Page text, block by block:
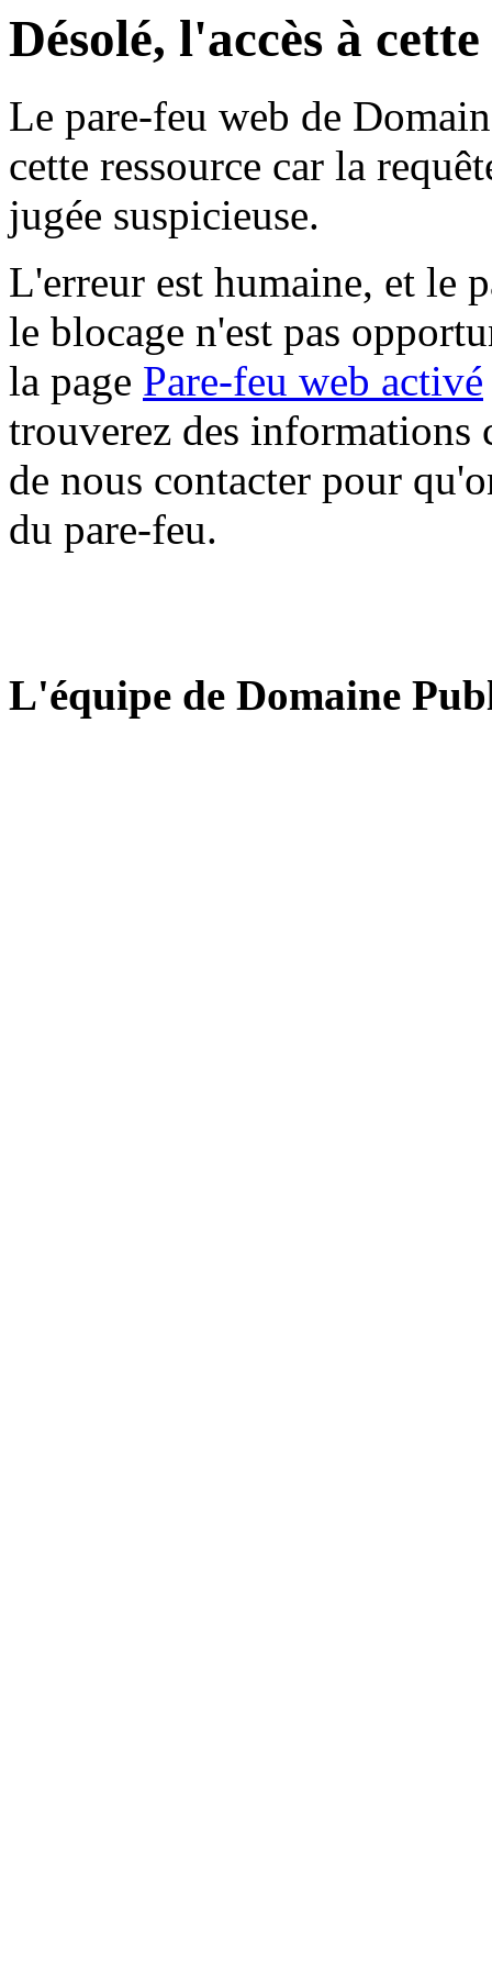
Désolé, l'accès à
Le pare-feu web de
cette ressource car la
jugée suspicieuse.
L'erreur est humaine, et le
le blocage n'est pas
la page Pare-feu web activé
trouverez des informations
de nous contacter pour
du pare-feu.
L'équipe de Domaine